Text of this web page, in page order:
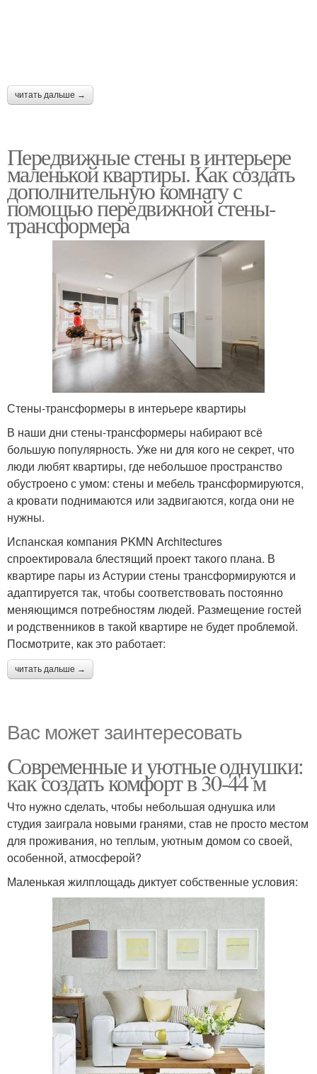
читать дальше →
Передвижные стены в интерьере
маленькой квартиры. Как создать
дополнительную комнату с
помощью передвижной стены-
трансформера
Стены-трансформеры в интерьере квартиры
В наши дни стены-трансформеры набирают всё
большую популярность. Уже ни для кого не секрет, что
люди любят квартиры, где небольшое пространство
обустроено с умом: стены и мебель трансформируются,
а кровати поднимаются или задвигаются, когда они не
нужны.
Испанская компания PKMN Architectures
спроектировала блестящий проект такого плана. В
квартире пары из Астурии стены трансформируются и
адаптируется так, чтобы соответствовать постоянно
меняющимся потребностям людей. Размещение гостей
и родственников в такой квартире не будет проблемой.
Посмотрите, как это работает:
читать дальше →
Вас может заинтересовать
Современные и уютные однушки:
как создать комфорт в 30-44 м
Что нужно сделать, чтобы небольшая однушка или
студия заиграла новыми гранями, став не просто местом
для проживания, но теплым, уютным домом со своей,
особенной, атмосферой?
Маленькая жилплощадь диктует собственные условия: